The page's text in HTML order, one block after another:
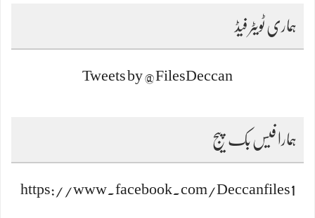
ہماری ٹویٹر فیڈ
Tweets by @FilesDeccan
ہمارا فیس بک پیج
https://www.facebook.com/Deccanfiles1